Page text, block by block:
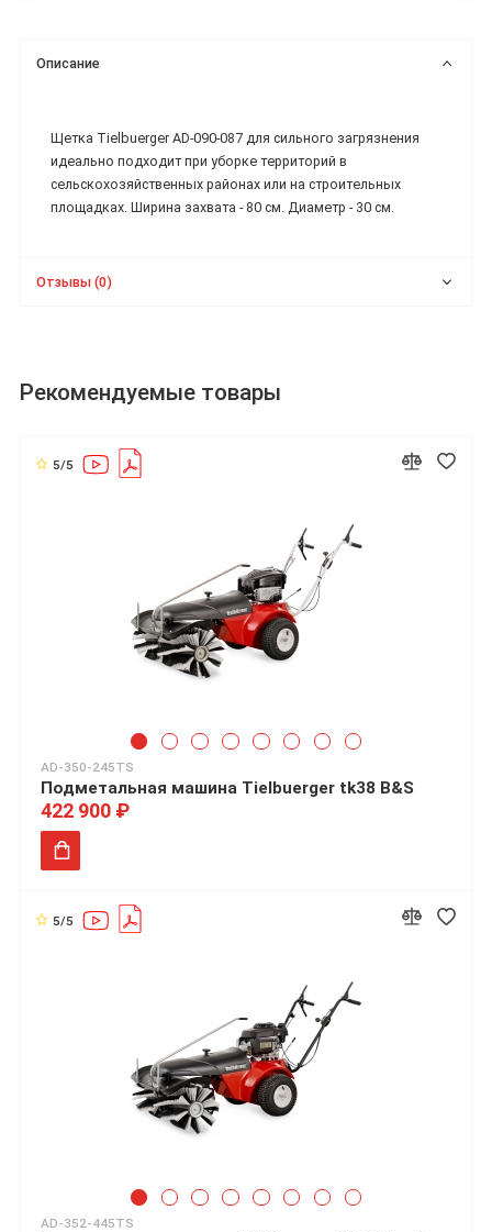
Описание
Щетка Tielbuerger AD-090-087 для сильного загрязнения
идеально подходит при уборке территорий в
сельскохозяйственных районах или на строительных
площадках. Ширина захвата - 80 см. Диаметр - 30 см.
Отзывы (0)
Рекомендуемые товары
5/5
AD-350-245TS
Подметальная машина Tielbuerger tk38 B&S
422 900 ₽
5/5
AD-352-445TS